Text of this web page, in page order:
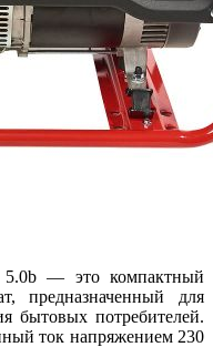
5.0b — это компактный
предназначенный для
бытовых потребителей.
ток напряжением 230